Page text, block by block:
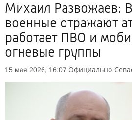
Михаил Развожаев:
военные отражают
работает ПВО и
огневые группы
15 мая 2026, 16:07 Официально